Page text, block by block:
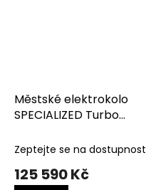
Městské elektrokolo
SPECIALIZED Turbo
Metallic Dark Navy /
Zeptejte se na dostupnost
125 590 Kč